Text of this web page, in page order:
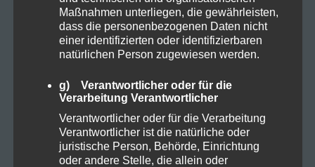
Darmpflege
Harvest
Kosmetik
Maßnahmen unterliegen, die gewährleisten,
dass die personenbezogenen Daten nicht
einer identifizierten oder identifizierbaren
natürlichen Person zugewiesen werden.
g) Verantwortlicher oder für die
Verarbeitung Verantwortlicher
Verantwortlicher oder für die Verarbeitung
Verantwortlicher ist die natürliche oder
juristische Person, Behörde, Einrichtung
oder andere Stelle, die allein oder